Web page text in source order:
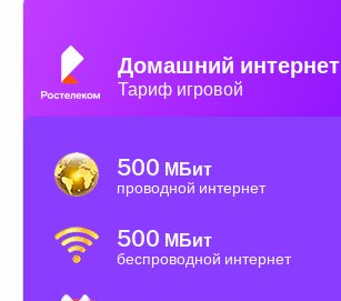
Домашний интернет
Тариф игровой
500 МБит
проводной интернет
500 МБит
беспроводной интернет